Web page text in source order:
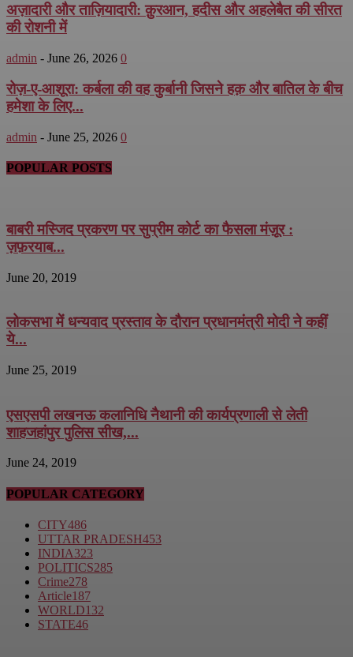
अज़ादारी और ताज़ियादारी: क़ुरआन, हदीस और अहलेबैत की सीरत
की रोशनी में
admin - June 26, 2026 0
रोज़-ए-आशूरा: कर्बला की वह कुर्बानी जिसने हक़ और बातिल के बीच
हमेशा के लिए...
admin - June 25, 2026 0
POPULAR POSTS
बाबरी मस्जिद प्रकरण पर सुप्रीम कोर्ट का फैसला मंज़ूर :
ज़फ़रयाब...
June 20, 2019
लोकसभा में धन्यवाद प्रस्ताव के दौरान प्रधानमंत्री मोदी ने कहीं
ये...
June 25, 2019
एसएसपी लखनऊ कलानिधि नैथानी की कार्यप्रणाली से लेती
शाहजहांपुर पुलिस सीख,...
June 24, 2019
POPULAR CATEGORY
CITY486
UTTAR PRADESH453
INDIA323
POLITICS285
Crime278
Article187
WORLD132
STATE46